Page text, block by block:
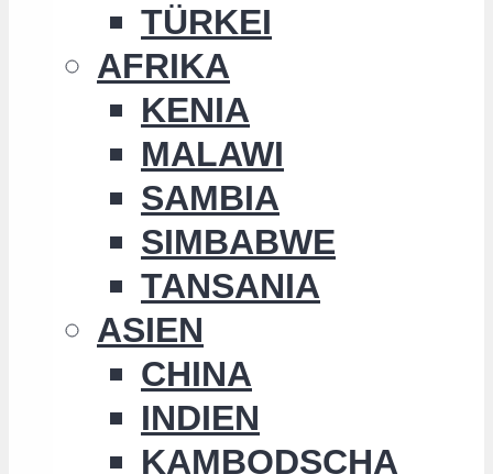
TÜRKEI
AFRIKA
KENIA
MALAWI
SAMBIA
SIMBABWE
TANSANIA
ASIEN
CHINA
INDIEN
KAMBODSCHA